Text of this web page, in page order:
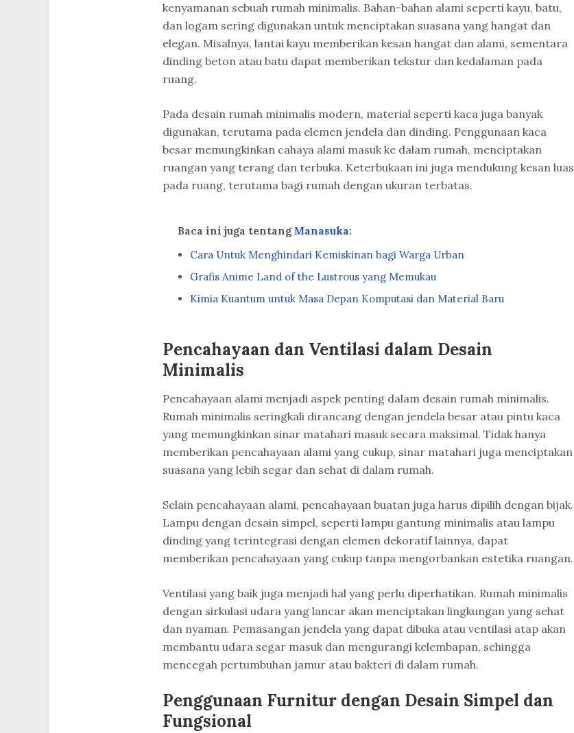
kenyamanan sebuah rumah minimalis. Bahan-bahan alami seperti kayu, batu,
dan logam sering digunakan untuk menciptakan suasana yang hangat dan
elegan. Misalnya, lantai kayu memberikan kesan hangat dan alami, sementara
dinding beton atau batu dapat memberikan tekstur dan kedalaman pada
ruang.
Pada desain rumah minimalis modern, material seperti kaca juga banyak
digunakan, terutama pada elemen jendela dan dinding. Penggunaan kaca
besar memungkinkan cahaya alami masuk ke dalam rumah, menciptakan
ruangan yang terang dan terbuka. Keterbukaan ini juga mendukung kesan luas
pada ruang, terutama bagi rumah dengan ukuran terbatas.
Baca ini juga tentang Manasuka:
Cara Untuk Menghindari Kemiskinan bagi Warga Urban
Grafis Anime Land of the Lustrous yang Memukau
Kimia Kuantum untuk Masa Depan Komputasi dan Material Baru
Pencahayaan dan Ventilasi dalam Desain
Minimalis
Pencahayaan alami menjadi aspek penting dalam desain rumah minimalis.
Rumah minimalis seringkali dirancang dengan jendela besar atau pintu kaca
yang memungkinkan sinar matahari masuk secara maksimal. Tidak hanya
memberikan pencahayaan alami yang cukup, sinar matahari juga menciptakan
suasana yang lebih segar dan sehat di dalam rumah.
Selain pencahayaan alami, pencahayaan buatan juga harus dipilih dengan bijak.
Lampu dengan desain simpel, seperti lampu gantung minimalis atau lampu
dinding yang terintegrasi dengan elemen dekoratif lainnya, dapat
memberikan pencahayaan yang cukup tanpa mengorbankan estetika ruangan.
Ventilasi yang baik juga menjadi hal yang perlu diperhatikan. Rumah minimalis
dengan sirkulasi udara yang lancar akan menciptakan lingkungan yang sehat
dan nyaman. Pemasangan jendela yang dapat dibuka atau ventilasi atap akan
membantu udara segar masuk dan mengurangi kelembapan, sehingga
mencegah pertumbuhan jamur atau bakteri di dalam rumah.
Penggunaan Furnitur dengan Desain Simpel dan
Fungsional